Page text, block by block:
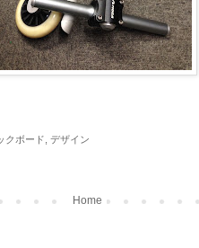
クボード デザイン
Home